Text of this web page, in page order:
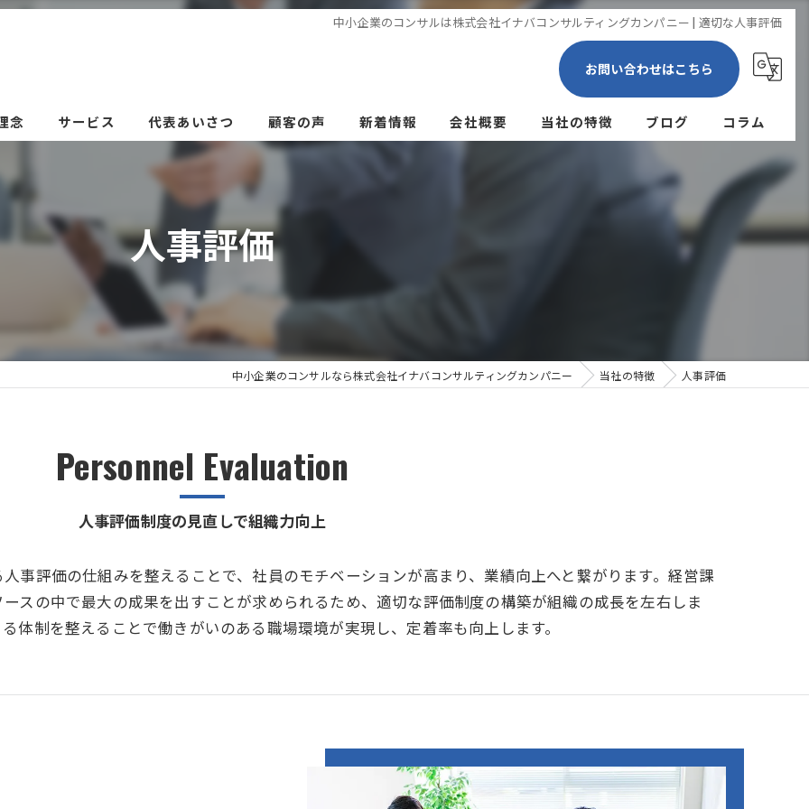
中小企業のコンサルは株式会社イナバコンサルティングカンパニー | 適切な人事評価
お問い合わせはこちら
念 サービス 代表あいさつ 顧客の声 新着情報 会社概要 当社の特徴 ブログ コラム
人事評価
中小企業のコンサルなら株式会社イナバコンサルティングカンパニー 当社の特徴 人事評価
人事評価制度の見直しで組織力向上
Personnel Evaluation
事評価の仕組みを整えることで、社員のモチベーションが高まり、業績向上へと繋がります。経営課
スの中で最大の成果を出すことが求められるため、適切な評価制度の構築が組織の成長を左右しま
体制を整えることで働きがいのある職場環境が実現し、定着率も向上します。